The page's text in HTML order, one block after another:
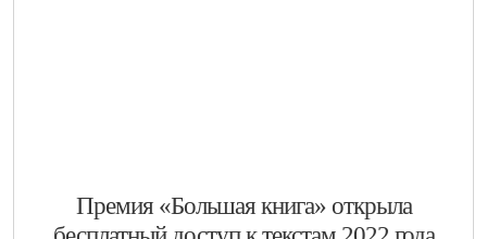
​Премия «Большая книга» открыла